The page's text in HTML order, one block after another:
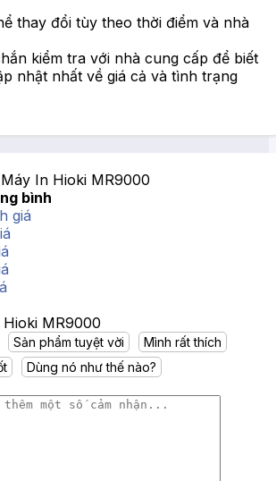
thay đổi tùy theo thời điểm và nhà
kiểm tra với nhà cung cấp để biết
nhật nhất về giá cả và tình trạng
Máy In Hioki MR9000
bình
giá
MR9000
Sản phẩm tuyệt vời
Mình rất thích
Dùng nó như thế nào?